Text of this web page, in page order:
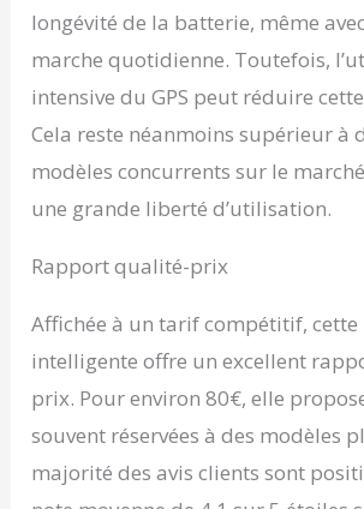
applications
tout ce dont
votre poignet
Modes
Étanchéité
Suivez votre
fitness grâce à
vous
de sport ou
cette montre
pour
style de vie
Compagnon
longévité de la batterie, même
marche quotidienne. Toutefois,
intensive du GPS peut réduire
Cela reste néanmoins supérieur à
modèles concurrents sur le
une grande liberté d’utilisation.
Rapport qualité-prix
Affichée à un tarif compétitif, cette
intelligente offre un excellent
prix. Pour environ 80€, elle
souvent réservées à des modèles
majorité des avis clients sont